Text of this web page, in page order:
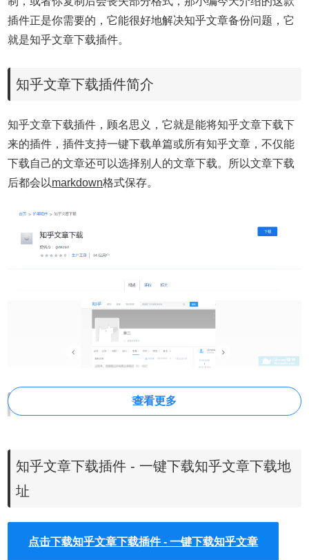
插件正是你需要的，它能很好地解决知乎文章备份问题，它
就是知乎文章下载插件。
知乎文章下载插件简介
知乎文章下载插件，顾名思义，它就是能将知乎文章下载下
来的插件，插件支持一键下载单篇或所有知乎文章，不仅能
下载自己的文章还可以选择别人的文章下载。所以文章下载
后都会以markdown格式保存。
知乎文章下载插件安装使用
1、知乎文章下载插件离线安装的方法参照一下方法：老版本
Chrome浏览器，首先在标签页输入
【chrome://extensions/】进入chrome扩展程序，解压你在本
站下载的插件，并拖入扩展程序页即可。
查看更多
知乎文章下载插件 - 一键下载知乎文章下载地
址
点击下载知乎文章下载插件 - 一键下载知乎文章